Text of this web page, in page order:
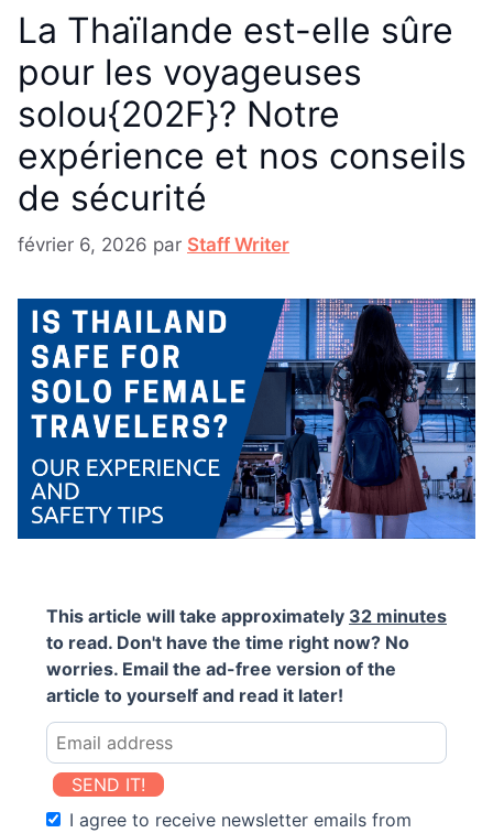
La Thaïlande est-elle sûre
pour les voyageuses
solou{202F}? Notre
expérience et nos conseils
de sécurité
février 6, 2026 par Staff Writer
This article will take approximately 32 minutes
to read. Don't have the time right now? No
worries. Email the ad-free version of the
article to yourself and read it later!
SEND IT!
I agree to receive newsletter emails from